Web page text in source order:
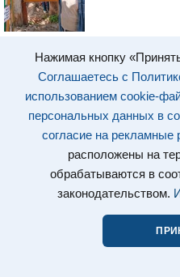
Нажимая кнопку
Соглашаетесь с
использованием cookie-
персональных данных в
согласие на рекламные
расположены на
обрабатываются в
законодательством.